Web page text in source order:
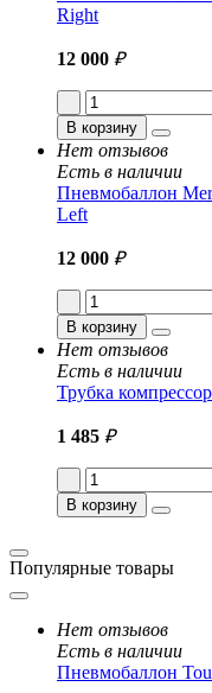
Right
12 000 ₽
В корзину
Нет отзывов
Есть в наличии
Пневмобаллон
Left
12 000 ₽
В корзину
Нет отзывов
Есть в наличии
Трубка
1 485 ₽
В корзину
Популярные товары
Нет отзывов
Есть в наличии
Пневмобаллон